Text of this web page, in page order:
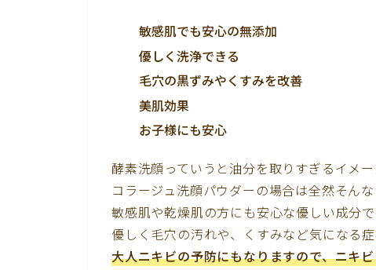
敏感肌でも安心の無添加
優しく洗浄できる
毛穴の黒ずみやくすみを改善
美肌効果
お子様にも安心
酵素洗顔っていうと油分を取りすぎるイメ
コラージュ洗顔パウダーの場合は全然そんな
敏感肌や乾燥肌の方にも安心な優しい成分で
優しく毛穴の汚れや、くすみなど気になる症
大人ニキビの予防にもなりますので、ニキ